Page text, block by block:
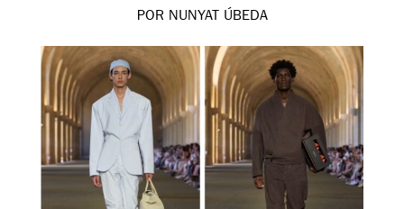
POR NUNYAT ÚBEDA